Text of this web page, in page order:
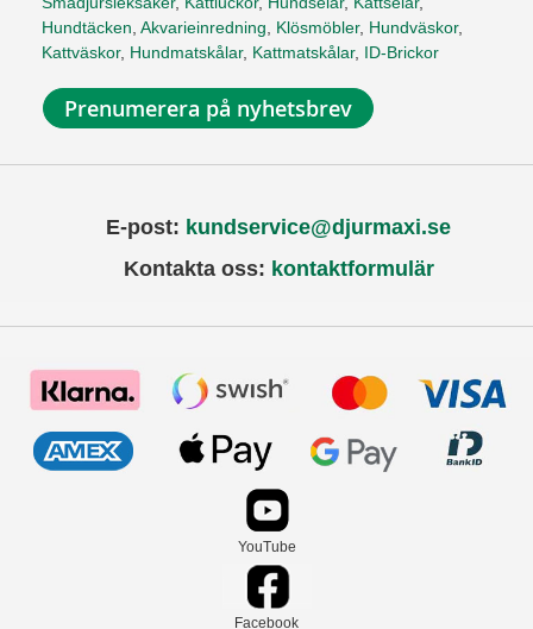
Hundtäcken, Akvarieinredning, Klösmöbler, Hundväskor,
Kattväskor, Hundmatskålar, Kattmatskålar, ID-Brickor
Prenumerera på nyhetsbrev
E-post: kundservice@djurmaxi.se
Kontakta oss: kontaktformulär
YouTube
Facebook